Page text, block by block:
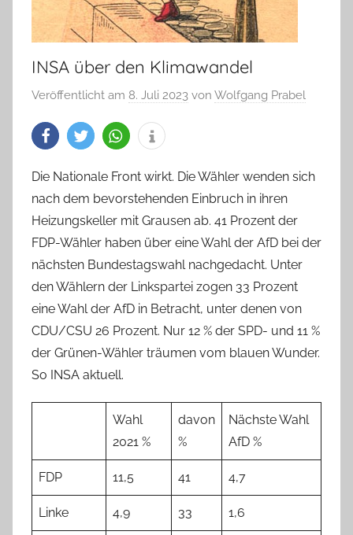
INSA über den Klimawandel
Veröffentlicht am 8. Juli 2023 von Wolfgang Prabel
Die Nationale Front wirkt. Die Wähler wenden sich
nach dem bevorstehenden Einbruch in ihren
Heizungskeller mit Grausen ab. 41 Prozent der
FDP-Wähler haben über eine Wahl der AfD bei der
nächsten Bundestagswahl nachgedacht. Unter
den Wählern der Linkspartei zogen 33 Prozent
eine Wahl der AfD in Betracht, unter denen von
CDU/CSU 26 Prozent. Nur 12 % der SPD- und 11 %
der Grünen-Wähler träumen vom blauen Wunder.
So INSA aktuell.
Wahl
2021 %
davon
%
Nächste Wahl
AfD %
FDP 11,5 41 4,7
Linke 4,9 33 1,6